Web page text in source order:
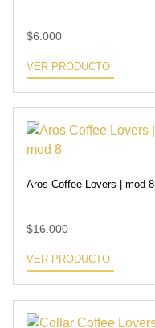
$6.000
VER PRODUCTO
Aros Coffee Lovers | mod 8
$16.000
VER PRODUCTO